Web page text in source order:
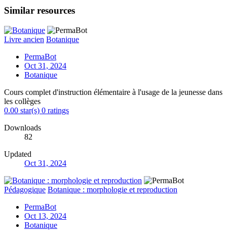
Similar resources
Livre ancien Botanique
PermaBot
Oct 31, 2024
Botanique
Cours complet d'instruction élémentaire à l'usage de la jeunesse dans
les collèges
0.00 star(s) 0 ratings
Downloads
82
Updated
Oct 31, 2024
Pédagogique Botanique : morphologie et reproduction
PermaBot
Oct 13, 2024
Botanique